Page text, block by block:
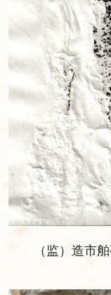
（监）造市舶